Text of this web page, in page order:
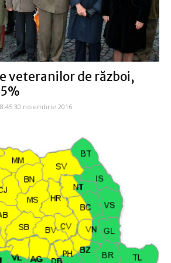
veteranilor de război,
30 noiembrie 2016